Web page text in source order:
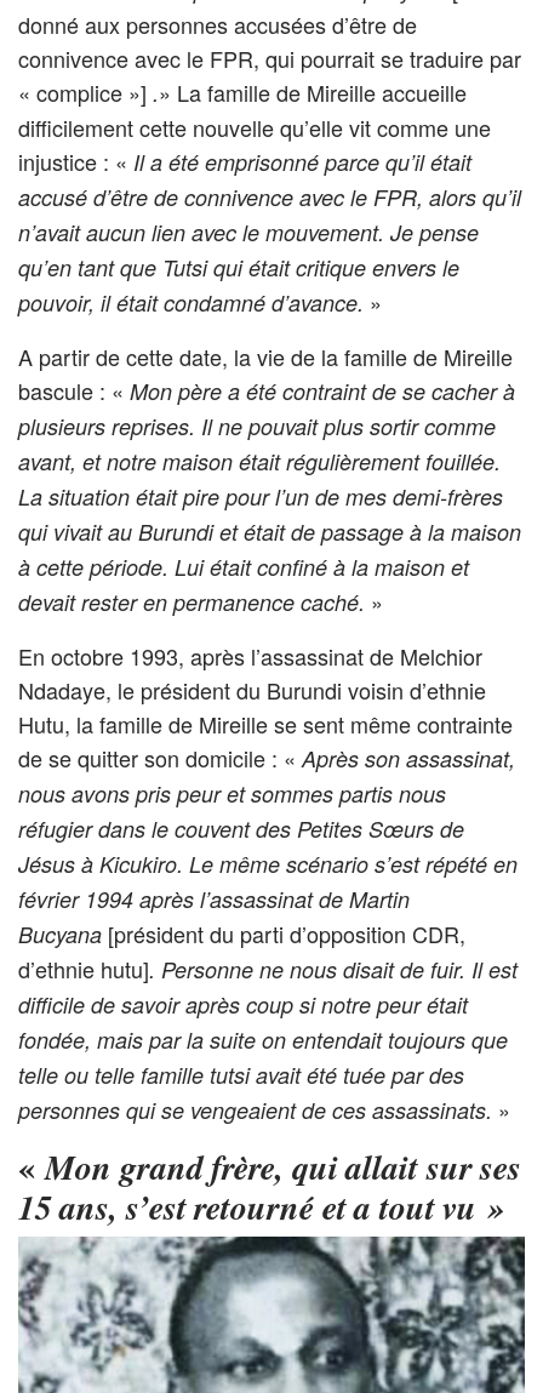
donné aux personnes accusées d’être de
connivence avec le FPR, qui pourrait se traduire par
« complice »] .» La famille de Mireille accueille
difficilement cette nouvelle qu’elle vit comme une
injustice : « Il a été emprisonné parce qu’il était
accusé d’être de connivence avec le FPR, alors qu’il
n’avait aucun lien avec le mouvement. Je pense
qu’en tant que Tutsi qui était critique envers le
pouvoir, il était condamné d’avance. »
A partir de cette date, la vie de la famille de Mireille
bascule : « Mon père a été contraint de se cacher à
plusieurs reprises. Il ne pouvait plus sortir comme
avant, et notre maison était régulièrement fouillée.
La situation était pire pour l’un de mes demi-frères
qui vivait au Burundi et était de passage à la maison
à cette période. Lui était confiné à la maison et
devait rester en permanence caché. »
En octobre 1993, après l’assassinat de Melchior
Ndadaye, le président du Burundi voisin d’ethnie
Hutu, la famille de Mireille se sent même contrainte
de se quitter son domicile : « Après son assassinat,
nous avons pris peur et sommes partis nous
réfugier dans le couvent des Petites Sœurs de
Jésus à Kicukiro. Le même scénario s’est répété en
février 1994 après l’assassinat de Martin
Bucyana [président du parti d’opposition CDR,
d’ethnie hutu]. Personne ne nous disait de fuir. Il est
difficile de savoir après coup si notre peur était
fondée, mais par la suite on entendait toujours que
telle ou telle famille tutsi avait été tuée par des
personnes qui se vengeaient de ces assassinats. »
«Mon grand frère, qui allait sur ses
15 ans, s’est retourné et a tout vu »